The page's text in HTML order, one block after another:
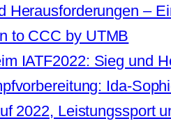
Herausforderungen –
to CCC by UTMB
IATF2022: Sieg und
Ida-
2022, Leistungssport